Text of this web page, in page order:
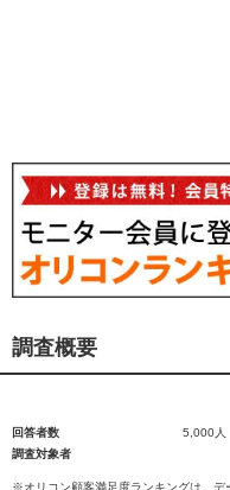
調査概要
回答者数
5,000人
調査対象者
※オリコン顧客満足度ランキングは、デ